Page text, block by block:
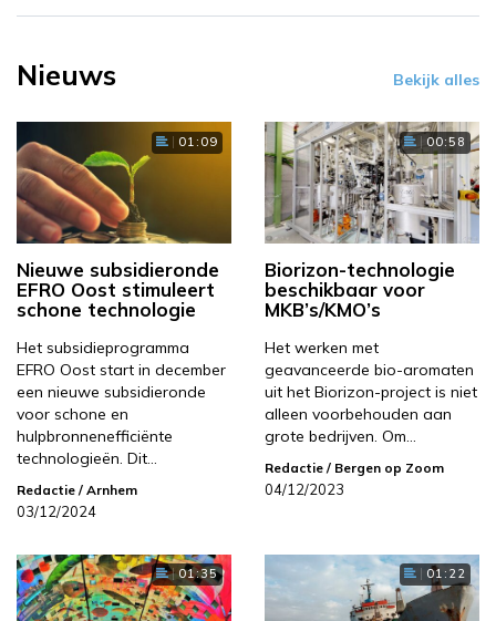
Nieuws Bekijk alles
01:09
Nieuwe subsidieronde
EFRO Oost stimuleert
schone technologie
Het subsidieprogramma
EFRO Oost start in december
een nieuwe subsidieronde
voor schone en
hulpbronnenefficiënte
technologieën. Dit…
Redactie / Arnhem
03/12/2024
00:58
Biorizon-technologie
beschikbaar voor
MKB’s/KMO’s
Het werken met
geavanceerde bio-aromaten
uit het Biorizon-project is niet
alleen voorbehouden aan
grote bedrijven. Om…
Redactie / Bergen op Zoom
04/12/2023
01:35 01:22